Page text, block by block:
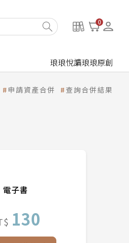
0
琅琅悅讀琅琅原創
申請資產合併 查詢合併結果
電子書
130